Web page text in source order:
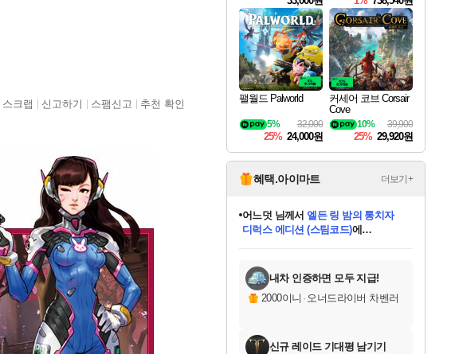
스크랩 신고하기 스팸신고 추천 확인 팰월드 Palworld
32,000
5%
25% 24,000원
커세어 코브 Corsair
Cove
39,900
10%
25% 29,920원
혜택.아이마트 더보기+
당첨되셨습니다.
당첨되셨습니다.
어느덧 님께서엘든 링 밤의 통치자
디럭스 에디션 (스팀코드)에
당첨되셨습니다.
에디션 (스팀코드)를 교환.
당첨되셨습니다.
당첨되셨습니다.
당첨되셨습니다.
당첨되셨습니다.
내차 인증하면 모두 지급!
2000이니 · 오너드라이버 차벤러
신규 레이드 기대평 남기기